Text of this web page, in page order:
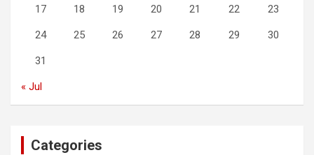
17 18 19 20 21 22 23
24 25 26 27 28 29 30
31
« Jul
Categories